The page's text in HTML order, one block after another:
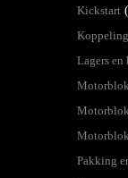
Kickstart
Koppeling
Lagers en
Pakking